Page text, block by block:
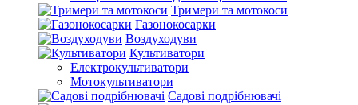
Тримери та мотокоси
Газонокосарки
Воздуходуви
Культиватори
Електрокультиватори
Мотокультиватори
Садові подрібнювачі